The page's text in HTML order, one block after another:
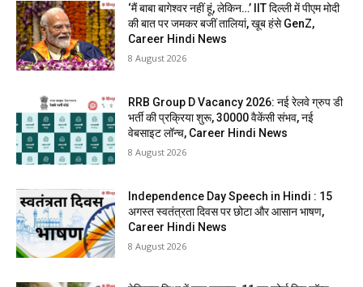
‘मैं बाबा बागेश्वर नहीं हूं, लेकिन…’ IIT दिल्ली में पीएम मोदी
की बात पर जमकर बजीं तालियां, खूब हंसे GenZ,
Career Hindi News
8 August 2026
RRB Group D Vacancy 2026: नई रेलवे ग्रुप डी
भर्ती की प्रक्रिया शुरू, 30000 वैकेंसी संभव, नई
वेबसाइट लॉन्च, Career Hindi News
8 August 2026
Independence Day Speech in Hindi : 15
अगस्त स्वतंत्रता दिवस पर छोटा और आसान भाषण,
Career Hindi News
8 August 2026